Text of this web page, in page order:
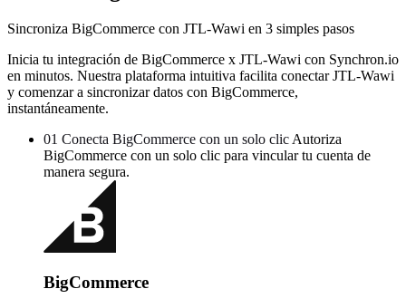
Sincroniza BigCommerce con JTL-Wawi en 3 simples pasos
Inicia tu integración de BigCommerce x JTL-Wawi con Synchron.io
en minutos. Nuestra plataforma intuitiva facilita conectar JTL-Wawi
y comenzar a sincronizar datos con BigCommerce,
instantáneamente.
01 Conecta BigCommerce con un solo clic Autoriza
BigCommerce con un solo clic para vincular tu cuenta de
manera segura.
BigCommerce